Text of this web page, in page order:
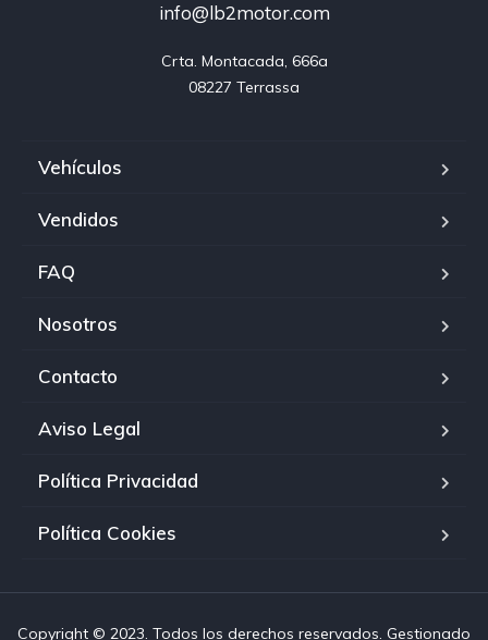
info@lb2motor.com
Crta. Montacada, 666a
08227 Terrassa
Vehículos
Vendidos
FAQ
Nosotros
Contacto
Aviso Legal
Política Privacidad
Política Cookies
Copyright © 2023. Todos los derechos reservados. Gestionado